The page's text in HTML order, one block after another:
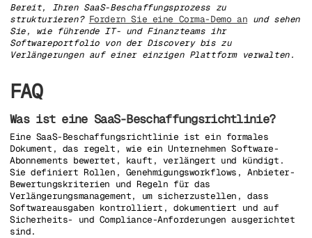
Bereit, Ihren SaaS-Beschaffungsprozess zu
strukturieren? Fordern Sie eine Corma-Demo an und sehen
Sie, wie führende IT- und Finanzteams ihr
Softwareportfolio von der Discovery bis zu
Verlängerungen auf einer einzigen Plattform verwalten.
FAQ
Was ist eine SaaS-Beschaffungsrichtlinie?
Eine SaaS-Beschaffungsrichtlinie ist ein formales
Dokument, das regelt, wie ein Unternehmen Software-
Abonnements bewertet, kauft, verlängert und kündigt.
Sie definiert Rollen, Genehmigungsworkflows, Anbieter-
Bewertungskriterien und Regeln für das
Verlängerungsmanagement, um sicherzustellen, dass
Softwareausgaben kontrolliert, dokumentiert und auf
Sicherheits- und Compliance-Anforderungen ausgerichtet
sind.